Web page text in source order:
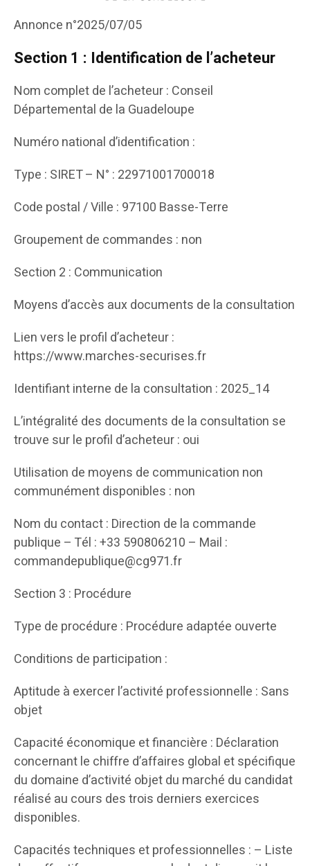
Annonce n°2025/07/05
Section 1 : Identification de l’acheteur
Nom complet de l’acheteur : Conseil
Départemental de la Guadeloupe
Numéro national d’identification :
Type : SIRET – N° : 22971001700018
Code postal / Ville : 97100 Basse-Terre
Groupement de commandes : non
Section 2 : Communication
Moyens d’accès aux documents de la consultation
Lien vers le profil d’acheteur :
https://www.marches-securises.fr
Identifiant interne de la consultation : 2025_14
L’intégralité des documents de la consultation se
trouve sur le profil d’acheteur : oui
Utilisation de moyens de communication non
communément disponibles : non
Nom du contact : Direction de la commande
publique – Tél : +33 590806210 – Mail :
commandepublique@cg971.fr
Section 3 : Procédure
Type de procédure : Procédure adaptée ouverte
Conditions de participation :
Aptitude à exercer l’activité professionnelle : Sans
objet
Capacité économique et financière : Déclaration
concernant le chiffre d’affaires global et spécifique
du domaine d’activité objet du marché du candidat
réalisé au cours des trois derniers exercices
disponibles.
Capacités techniques et professionnelles : – Liste